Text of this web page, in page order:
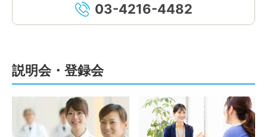
03-4216-4482
説明会・登録会